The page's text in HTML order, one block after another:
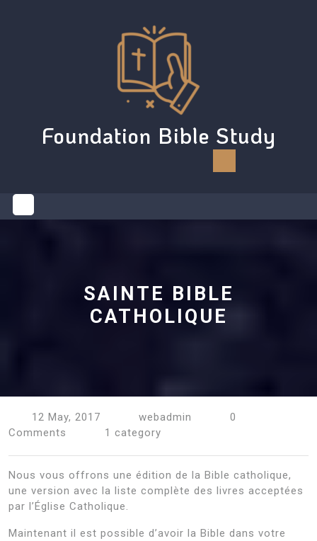
Foundation Bible Study
SAINTE BIBLE
CATHOLIQUE
12 May, 2017 webadmin
0
Comments
1 category
Nous vous offrons une édition de la Bible catholique,
une version avec la liste complète des livres acceptées
par l’Église Catholique.
Maintenant il est possible d’avoir la Bible dans votre